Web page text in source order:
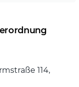
sorgen für
Dunkelheit,
Material
Textilien
Flaschen
verträglich
114,